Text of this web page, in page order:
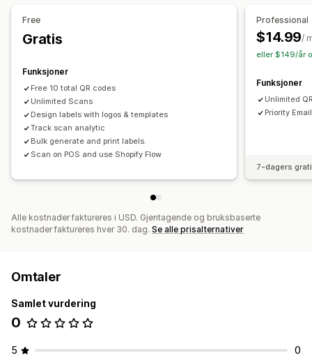
Free
Gratis
Funksjoner
Free 10 total QR codes
Unlimited Scans
Design labels with logos & templates
Track scan analytic
Bulk generate and print labels.
Scan on POS and use Shopify Flow
Professional
$14.99/
eller $149/år
Funksjoner
Unlimited
Priority
7-dagers
Alle kostnader faktureres i USD. Gjentagende og bruksbaserte
kostnader faktureres hver 30. dag. Se alle prisalternativer
Omtaler
Samlet vurdering
0
5 0